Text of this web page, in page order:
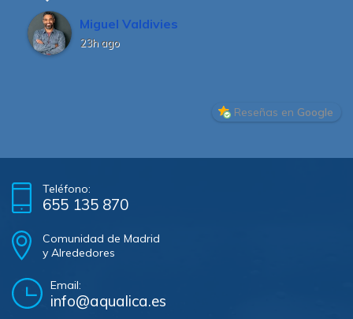
Miguel Valdivies
23h ago
Reseñas en Google
Teléfono:
655 135 870
Comunidad de Madrid
y Alrededores
Email:
info@aqualica.es